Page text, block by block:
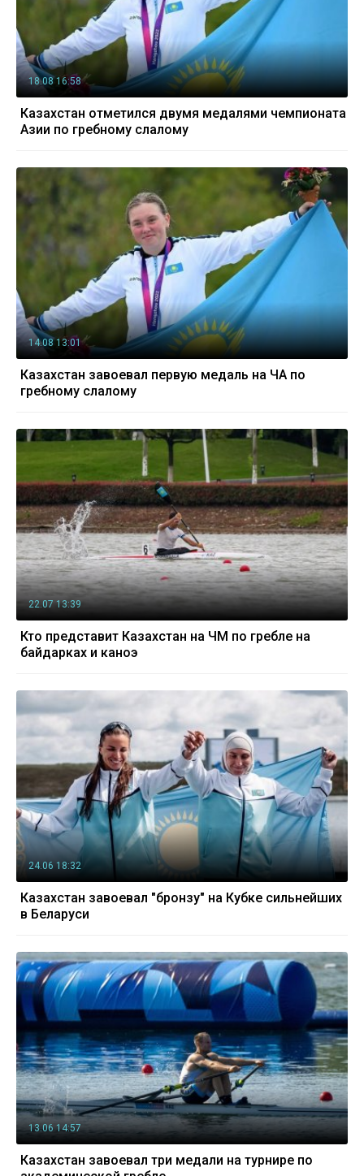
18.08 16:58
Казахстан отметился двумя медалями чемпионата
Азии по гребному слалому
14.08 13:01
Казахстан завоевал первую медаль на ЧА по
гребному слалому
22.07 13:39
Кто представит Казахстан на ЧМ по гребле на
байдарках и каноэ
24.06 18:32
Казахстан завоевал "бронзу" на Кубке сильнейших
в Беларуси
13.06 14:57
Казахстан завоевал три медали на турнире по